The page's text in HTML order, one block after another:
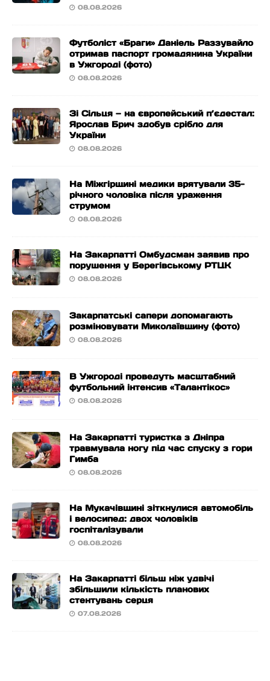
08.08.2026
Футболіст «Браги» Даніель Раззувайло
отримав паспорт громадянина України
в Ужгороді (фото)
08.08.2026
Зі Сільця — на європейський п’єдестал:
Ярослав Брич здобув срібло для
України
08.08.2026
На Міжгірщині медики врятували 35-
річного чоловіка після ураження
струмом
08.08.2026
На Закарпатті Омбудсман заявив про
порушення у Берегівському РТЦК
08.08.2026
Закарпатські сапери допомагають
розміновувати Миколаївщину (фото)
08.08.2026
В Ужгороді проведуть масштабний
футбольний інтенсив «Талантікос»
08.08.2026
На Закарпатті туристка з Дніпра
травмувала ногу під час спуску з гори
Гимба
08.08.2026
На Мукачівщині зіткнулися автомобіль
і велосипед: двох чоловіків
госпіталізували
08.08.2026
На Закарпатті більш ніж удвічі
збільшили кількість планових
стентувань серця
07.08.2026